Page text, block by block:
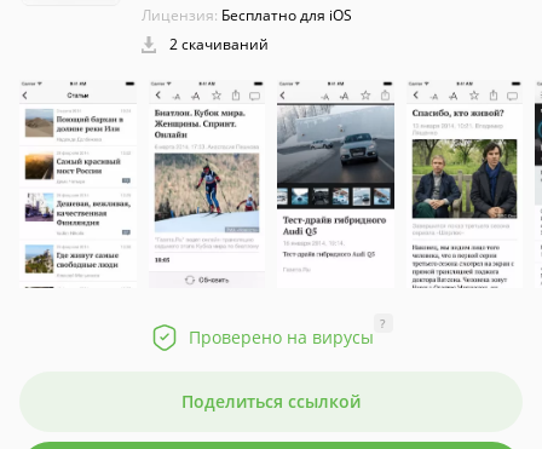
Лицензия: Бесплатно для iOS
2 скачиваний
Проверено на вирусы
?
Поделиться ссылкой